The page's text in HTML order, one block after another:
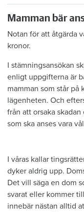
Mamman bär
Notan för att åtgärda
kronor.
I stämningsansökan
enligt uppgifterna är
mamman som står på
lägenheten. Och
från att orsaka
som ska anses vara
I våras kallar
dyker aldrig upp.
Det vill säga en dom
svarat eller kommer
innebär nästan alltid